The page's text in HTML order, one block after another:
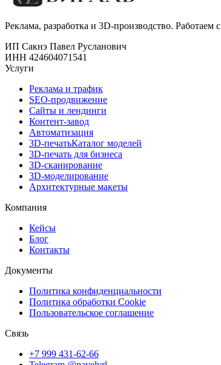
Реклама, разработка и 3D-производство. Работаем
ИП Сакнэ Павел Русланович
ИНН 424604071541
Услуги
Реклама и трафик
SEO-продвижение
Сайты и лендинги
Контент-завод
Автоматизация
3D-печатьКаталог моделей
3D-печать для бизнеса
3D-сканирование
3D-моделирование
Архитектурные макеты
Компания
Кейсы
Блог
Контакты
Документы
Политика конфиденциальности
Политика обработки Cookie
Пользовательское соглашение
Связь
+7 999 431-62-66